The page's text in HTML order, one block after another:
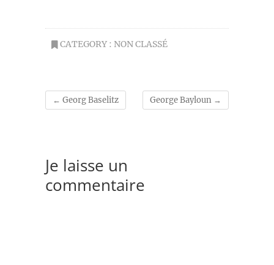
CATEGORY : NON CLASSÉ
← Georg Baselitz George Bayloun →
Je laisse un
commentaire